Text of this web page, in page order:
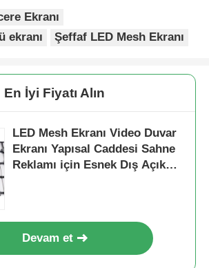
Ekranı
ekranı
Şeffaf LED Mesh Ekranı
En İyi Fiyatı Alın
LED Mesh Ekranı Video Duvar
Ekranı Yapısal Caddesi Sahne
Reklamı için Esnek Dış Açık
Devam et